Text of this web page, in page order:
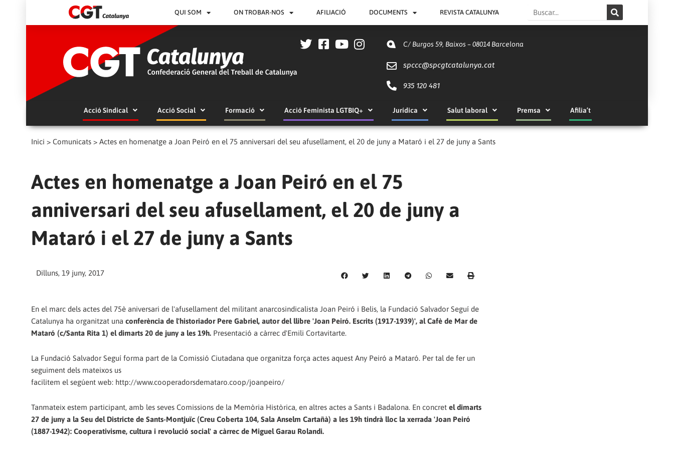
QUI SOM ON TROBAR-NOS AFILIACIÓ DOCUMENTS REVISTA CATALUNYA Search
C/ Burgos 59, Baixos – 08014 Barcelona
spccc@spcgtcatalunya.cat
935 120 481
Acció Sindical Acció Social Formació Acció Feminista LGTBIQ+ Jurídica Salut laboral Premsa Afilia’t
Inici > Comunicats > Actes en homenatge a Joan Peiró en el 75 anniversari del seu afusellament, el 20 de juny a Mataró i el 27 de juny a Sants
Actes en homenatge a Joan Peiró en el 75
anniversari del seu afusellament, el 20 de juny a
Mataró i el 27 de juny a Sants
Dilluns, 19 juny, 2017
En el marc dels actes del 75è aniversari de l'afusellament del militant anarcosindicalista Joan Peiró i Belis, la Fundació Salvador Seguí de
Catalunya ha organitzat una conferència de l'historiador Pere Gabriel, autor del llibre 'Joan Peiró. Escrits (1917-1939)', al Cafè de Mar de
Mataró (c/Santa Rita 1) el dimarts 20 de juny a les 19h. Presentació a càrrec d'Emili Cortavitarte.
La Fundació Salvador Seguí forma part de la Comissió Ciutadana que organitza força actes aquest Any Peiró a Mataró. Per tal de fer un
seguiment dels mateixos us
facilitem el segúent web: http://www.cooperadorsdemataro.coop/joanpeiro/
Tanmateix estem participant, amb les seves Comissions de la Memòria Històrica, en altres actes a Sants i Badalona. En concret el dimarts
27 de juny a la Seu del Districte de Sants-Montjuïc (Creu Coberta 104, Sala Anselm Cartañà) a les 19h tindrà lloc la xerrada 'Joan Peiró
(1887-1942): Cooperativisme, cultura i revolució social' a càrrec de Miguel Garau Rolandi.